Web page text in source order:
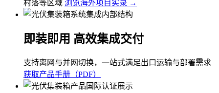
村落等区域 浏览海外项目实录 →
即装即用 高效集成交付
支持离网与并网切换，一站式满足出口运输与部署需求
获取产品手册（PDF）